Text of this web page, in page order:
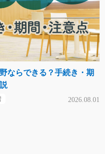
ならできる？手続き・期
2026.08.01